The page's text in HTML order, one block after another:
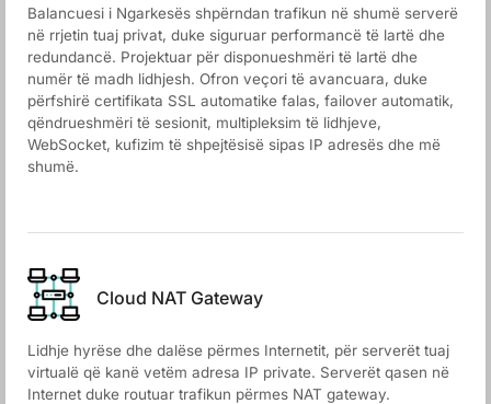
Balancuesi i Ngarkesës shpërndan trafikun në shumë serverë
në rrjetin tuaj privat, duke siguruar performancë të lartë dhe
redundancë. Projektuar për disponueshmëri të lartë dhe
numër të madh lidhjesh. Ofron veçori të avancuara, duke
përfshirë certifikata SSL automatike falas, failover automatik,
qëndrueshmëri të sesionit, multipleksim të lidhjeve,
WebSocket, kufizim të shpejtësisë sipas IP adresës dhe më
shumë.
Cloud NАТ Gateway
Lidhje hyrëse dhe dalëse përmes Internetit, për serverët tuaj
virtualë që kanë vetëm adresa IP private. Serverët qasen në
Internet duke routuar trafikun përmes NAT gateway.